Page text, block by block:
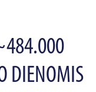
DIENOMIS